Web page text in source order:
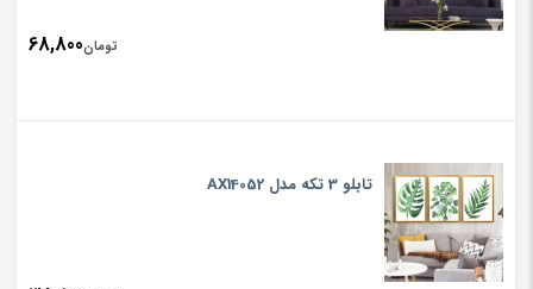
تومان68,800
تابلو 3 تکه مدل AX14052